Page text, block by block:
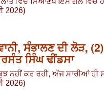
2026)
ਸੰਭਾਲਣ ਦੀ ਲੋੜ,
ਸਿੰਘ ਢੀਂਡਸਾ
ਨਹੀਂ ਕਰ ਰਹੀ, ਅੱਜ ਸਾਰੀਆਂ ਹੀ
2026)